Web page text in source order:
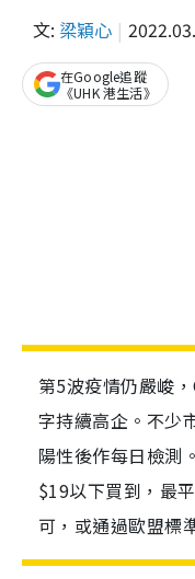
文: 梁穎心
在Google追蹤
《UHK 港生活》
第5波疫情仍嚴峻
字持續高企。不少
陽性後作每日檢測
$19以下買到，最
可，或通過歐盟標